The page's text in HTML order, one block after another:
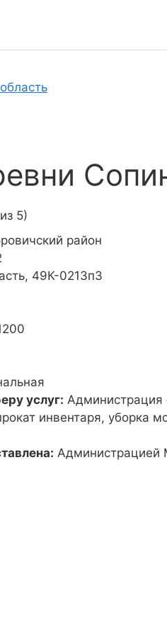
из 5)
район
49К-0213п3
услуг: Администрация
инвентаря, уборка
Администрацией